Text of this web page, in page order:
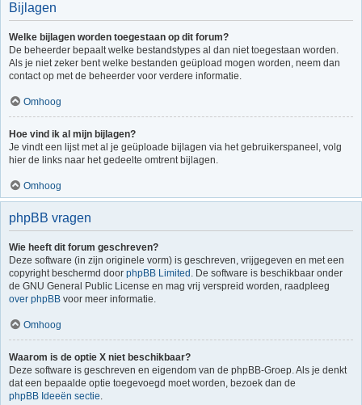
Bijlagen
Welke bijlagen worden toegestaan op dit forum?
De beheerder bepaalt welke bestandstypes al dan niet toegestaan worden.
Als je niet zeker bent welke bestanden geüpload mogen worden, neem dan
contact op met de beheerder voor verdere informatie.
Omhoog
Hoe vind ik al mijn bijlagen?
Je vindt een lijst met al je geüploade bijlagen via het gebruikerspaneel, volg
hier de links naar het gedeelte omtrent bijlagen.
Omhoog
phpBB vragen
Wie heeft dit forum geschreven?
Deze software (in zijn originele vorm) is geschreven, vrijgegeven en met een
copyright beschermd door phpBB Limited . De software is beschikbaar onder
de GNU General Public License en mag vrij verspreid worden, raadpleeg
over phpBB voor meer informatie.
Omhoog
Waarom is de optie X niet beschikbaar?
Deze software is geschreven en eigendom van de phpBB-Groep. Als je denkt
dat een bepaalde optie toegevoegd moet worden, bezoek dan de
phpBB Ideeën sectie.